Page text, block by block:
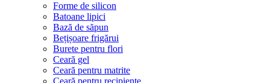
Forme de silicon
Batoane lipici
Bază de săpun
Bețișoare frigărui
Burete pentru flori
Ceară gel
Ceară pentru matrite
Ceară pentru recipiente